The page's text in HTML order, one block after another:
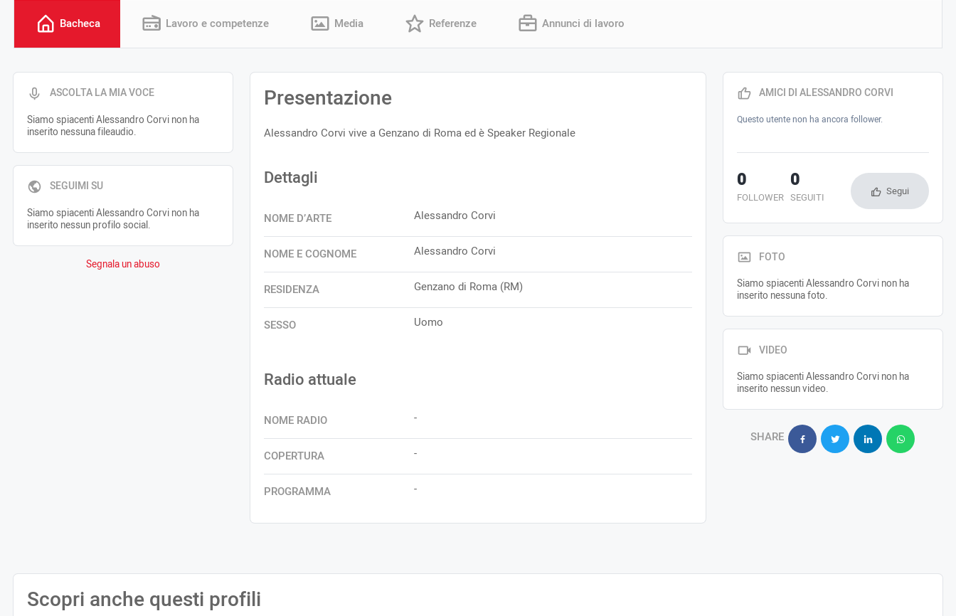
Bacheca Lavoro e competenze Media Referenze Annunci di lavoro
ASCOLTA LA MIA VOCE
Siamo spiacenti Alessandro Corvi non ha
inserito nessuna fileaudio.
SEGUIMI SU
Siamo spiacenti Alessandro Corvi non ha
inserito nessun profilo social.
Segnala un abuso
Presentazione
Alessandro Corvi vive a Genzano di Roma ed è Speaker Regionale
Dettagli
NOME D’ARTE Alessandro Corvi
NOME E COGNOME Alessandro Corvi
RESIDENZA Genzano di Roma (RM)
SESSO Uomo
Radio attuale
NOME RADIO -
COPERTURA -
PROGRAMMA -
AMICI DI ALESSANDRO CORVI
Questo utente non ha ancora follower.
FOLLOWER
0
SEGUITI
0 Segui
FOTO
Siamo spiacenti Alessandro Corvi non ha
inserito nessuna foto.
VIDEO
Siamo spiacenti Alessandro Corvi non ha
inserito nessun video.
SHARE
Scopri anche questi profili